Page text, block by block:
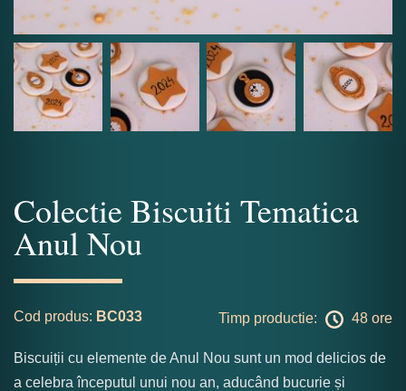
Colectie Biscuiti Tematica
Anul Nou
Cod produs: BC033 Timp productie: 48 ore
Biscuiții cu elemente de Anul Nou sunt un mod delicios de
a celebra începutul unui nou an, aducând bucurie și